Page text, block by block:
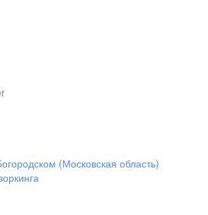
20,
7 этаж,
(Московская область)